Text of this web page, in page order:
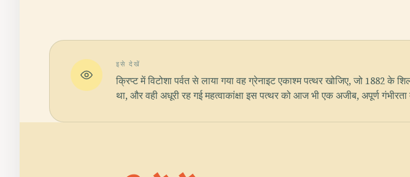
इसे देखें
क्रिप्ट में विटोशा पर्वत से लाया गया वह ग्रेनाइट एकाश्म पत्थर खोजिए, जो 1882 के
था, और वही अधूरी रह गई महत्वाकांक्षा इस पत्थर को आज भी एक अजीब, अपूर्ण गंभीरता